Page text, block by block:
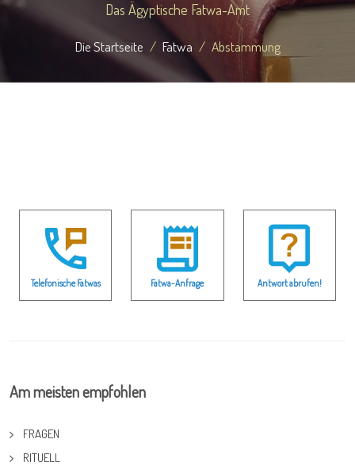
Das Ägyptische Fatwa-Amt
Die Startseite Fatwa Abstammung
Telefonische Fatwas Fatwa-Anfrage Antwort abrufen!
Am meisten empfohlen
FRAGEN
RITUELL